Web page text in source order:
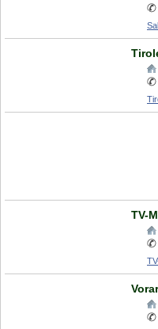
TV-